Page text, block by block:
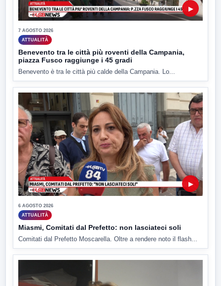
▶
7 AGOSTO 2026
ATTUALITÀ
Benevento tra le città più roventi della Campania,
piazza Fusco raggiunge i 45 gradi
Benevento è tra le città più calde della Campania. Lo...
▶
6 AGOSTO 2026
ATTUALITÀ
Miasmi, Comitati dal Prefetto: non lasciateci soli
Comitati dal Prefetto Moscarella. Oltre a rendere noto il flash...